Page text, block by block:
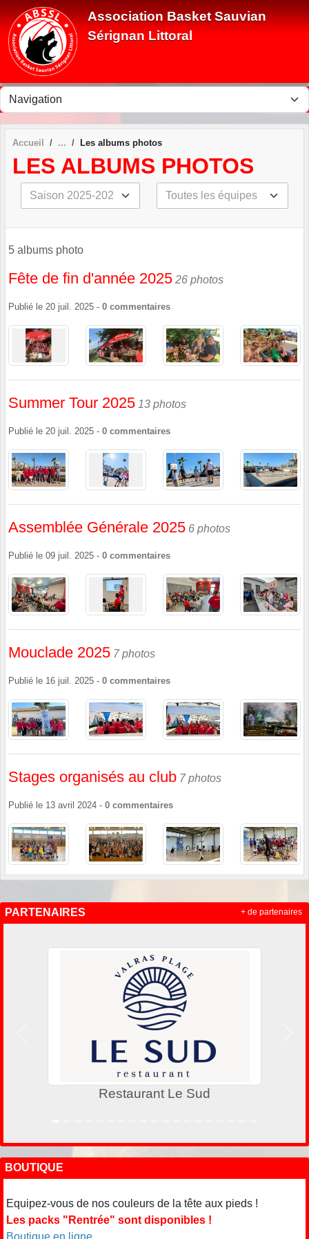
Association Basket Sauvian
Sérignan Littoral
Accueil Les albums photos
LES ALBUMS PHOTOS
5 albums photo
Fête de fin d'année 2025 26 photos
Publié le 20 juil. 2025 - 0 commentaires
Summer Tour 2025 13 photos
Publié le 20 juil. 2025 - 0 commentaires
Assemblée Générale 2025 6 photos
Publié le 09 juil. 2025 - 0 commentaires
Mouclade 2025 7 photos
Publié le 16 juil. 2025 - 0 commentaires
Stages organisés au club 7 photos
Publié le 13 avril 2024 - 0 commentaires
PARTENAIRES
Restaurant Le Sud
+ de partenaires
BOUTIQUE
Equipez-vous de nos couleurs de la tête aux pieds !
Les packs "Rentrée" sont disponibles !
Boutique en ligne
Panneau de gestion des cookies